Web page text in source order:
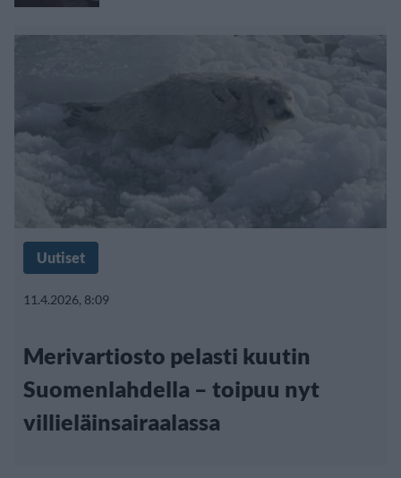
Uutiset
11.4.2026, 8:09
Merivartiosto pelasti kuutin
Suomenlahdella – toipuu nyt
villieläinsairaalassa